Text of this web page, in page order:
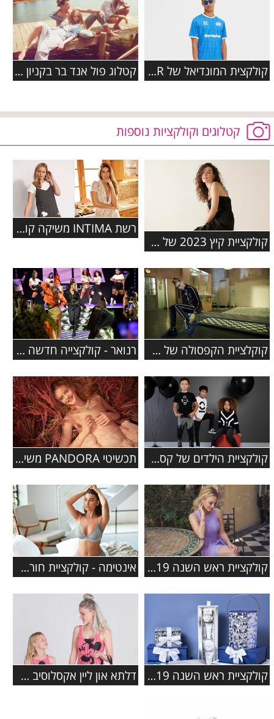
קולקצית המונדיאל של PULL AND BEAR קטלוג פול אנד בר בקניון שבעת הכוכבים
קטלוגים וקולקציות נוספות
קולקציית קיץ 2023 של המותג COLE HAAN
רשת INTIMA משיקה קולקציה בשיתוף פעולה עם המותג האהוב סנופי
קוקלציית הקפסולה של פומה נוחתת ב- FACTORY 54 רנואר - קולקצייה חדשה בשיתוף עם הכוכבת נועה קירל
קולקציית הילדים של קסטרו סתיו-חורף 2019-2020 תכשיטי PANDORA משיקים קולקציית סתיו 2019
קולקציית ראש השנה 2019 ברשת מגנוליה אינטימה - קולקציית חורף 2019-2020
קולקציית ראש השנה 2019 ברשת ללין דלתא און ליין אקסלוסיב משיקים את קולקציית ה'פמלי' החדשה בגדי